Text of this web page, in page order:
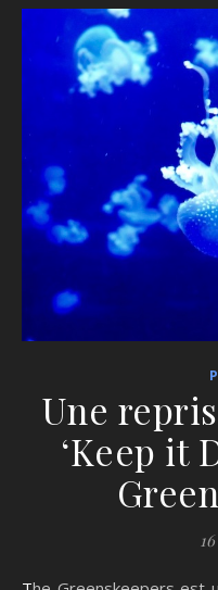
Une
‘Keep it